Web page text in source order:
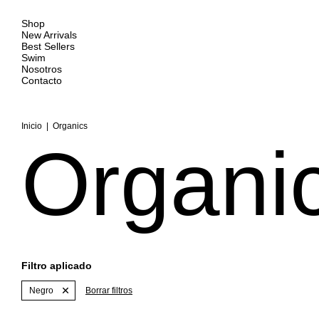
Shop
New Arrivals
Best Sellers
Swim
Nosotros
Contacto
Inicio Organics
Filtro aplicado
Negro Borrar filtros